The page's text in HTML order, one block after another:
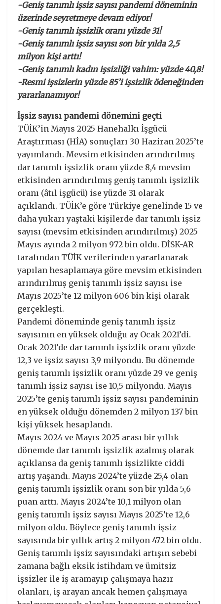
-Geniş tanımlı işsiz sayısı pandemi döneminin
üzerinde seyretmeye devam ediyor!
-Geniş tanımlı işsizlik oranı yüzde 31!
-Geniş tanımlı işsiz sayısı son bir yılda 2,5
milyon kişi arttı!
-Geniş tanımlı kadın işsizliği vahim: yüzde 40,8!
-Resmi işsizlerin yüzde 85’i işsizlik ödeneğinden
yararlanamıyor!
İşsiz sayısı pandemi dönemini geçti
TÜİK’in Mayıs 2025 Hanehalkı İşgücü
Araştırması (HİA) sonuçları 30 Haziran 2025’te
yayımlandı. Mevsim etkisinden arındırılmış
dar tanımlı işsizlik oranı yüzde 8,4 mevsim
etkisinden arındırılmış geniş tanımlı işsizlik
oranı (âtıl işgücü) ise yüzde 31 olarak
açıklandı. TÜİK’e göre Türkiye genelinde 15 ve
daha yukarı yaştaki kişilerde dar tanımlı işsiz
sayısı (mevsim etkisinden arındırılmış) 2025
Mayıs ayında 2 milyon 972 bin oldu. DİSK-AR
tarafından TÜİK verilerinden yararlanarak
yapılan hesaplamaya göre mevsim etkisinden
arındırılmış geniş tanımlı işsiz sayısı ise
Mayıs 2025’te 12 milyon 606 bin kişi olarak
gerçekleşti.
Pandemi döneminde geniş tanımlı işsiz
sayısının en yüksek olduğu ay Ocak 2021’di.
Ocak 2021’de dar tanımlı işsizlik oranı yüzde
12,3 ve işsiz sayısı 3,9 milyondu. Bu dönemde
geniş tanımlı işsizlik oranı yüzde 29 ve geniş
tanımlı işsiz sayısı ise 10,5 milyondu. Mayıs
2025’te geniş tanımlı işsiz sayısı pandeminin
en yüksek olduğu dönemden 2 milyon 137 bin
kişi yüksek hesaplandı.
Mayıs 2024 ve Mayıs 2025 arası bir yıllık
dönemde dar tanımlı işsizlik azalmış olarak
açıklansa da geniş tanımlı işsizlikte ciddi
artış yaşandı. Mayıs 2024’te yüzde 25,4 olan
geniş tanımlı işsizlik oranı son bir yılda 5,6
puan arttı. Mayıs 2024’te 10,1 milyon olan
geniş tanımlı işsiz sayısı Mayıs 2025’te 12,6
milyon oldu. Böylece geniş tanımlı işsiz
sayısında bir yıllık artış 2 milyon 472 bin oldu.
Geniş tanımlı işsiz sayısındaki artışın sebebi
zamana bağlı eksik istihdam ve ümitsiz
işsizler ile iş aramayıp çalışmaya hazır
olanları, iş arayan ancak hemen çalışmaya